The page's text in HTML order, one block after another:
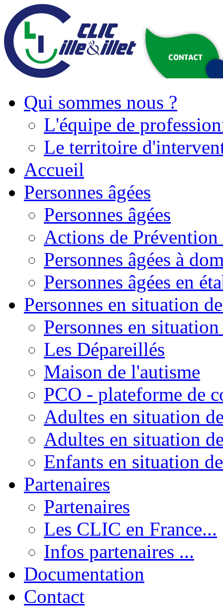
Qui sommes nous ?
L'équipe de
Le territoire
Accueil
Personnes âgées
Personnes âgées
Actions de Prévention
Personnes âgées à
Personnes âgées en
Personnes en situation
Personnes en
Les Dépareillés
Maison de l'autisme
PCO - plateforme de
Adultes en situation
Adultes en situation
Enfants en situation
Partenaires
Partenaires
Les CLIC en France...
Infos partenaires ...
Documentation
Contact